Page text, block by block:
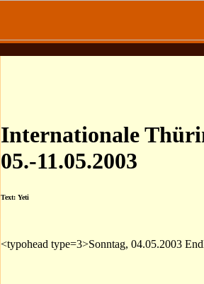
Internationale
05.-11.05.2003
Text: Yeti
<typohead type=3>Sonntag, 04.05.2003